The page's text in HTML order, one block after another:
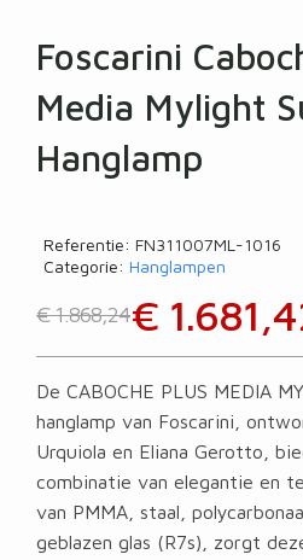
Foscarini
Media Mylight
Hanglamp
Referentie
FN311007ML-1016
Categorie
Hanglampen
€ 1.868,24€
De CABOCHE PLUS MEDIA
hanglamp van Foscarini,
Urquiola en Eliana Gerotto,
combinatie van elegantie en
van PMMA, staal,
geblazen glas (R7s), zorgt